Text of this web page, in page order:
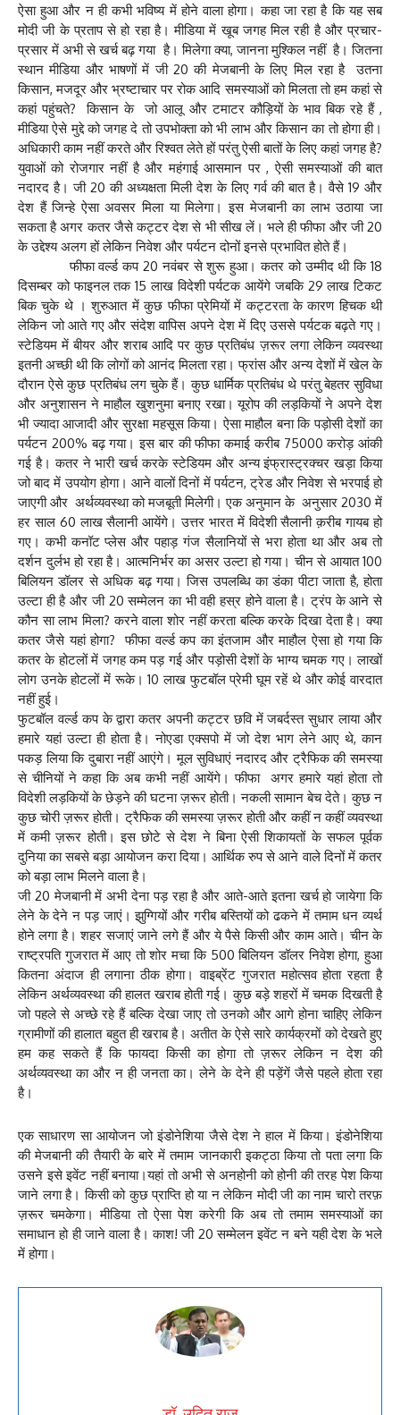
ऐसा हुआ और न ही कभी भविष्य में होने वाला होगा। कहा जा रहा है कि यह सब
मोदी जी के प्रताप से हो रहा है। मीडिया में खूब जगह मिल रही है और प्रचार-
प्रसार में अभी से खर्च बढ़ गया है। मिलेगा क्या, जानना मुश्किल नहीं है। जितना
स्थान मीडिया और भाषणों में जी 20 की मेजबानी के लिए मिल रहा है उतना
किसान, मजदूर और भ्रष्टाचार पर रोक आदि समस्याओं को मिलता तो हम कहां से
कहां पहुंचते? किसान के जो आलू और टमाटर कौड़ियों के भाव बिक रहे हैं ,
मीडिया ऐसे मुद्दे को जगह दे तो उपभोक्ता को भी लाभ और किसान का तो होगा ही।
अधिकारी काम नहीं करते और रिश्वत लेते हों परंतु ऐसी बातों के लिए कहां जगह है?
युवाओं को रोजगार नहीं है और महंगाई आसमान पर , ऐसी समस्याओं की बात
नदारद है। जी 20 की अध्यक्षता मिली देश के लिए गर्व की बात है। वैसे 19 और
देश हैं जिन्हे ऐसा अवसर मिला या मिलेगा। इस मेजबानी का लाभ उठाया जा
सकता है अगर कतर जैसे कट्टर देश से भी सीख लें। भले ही फीफा और जी 20
के उद्देश्य अलग हों लेकिन निवेश और पर्यटन दोनों इनसे प्रभावित होते हैं।
फीफा वर्ल्ड कप 20 नवंबर से शुरू हुआ। कतर को उम्मीद थी कि 18
दिसम्बर को फाइनल तक 15 लाख विदेशी पर्यटक आयेंगे जबकि 29 लाख टिकट
बिक चुके थे । शुरुआत में कुछ फीफा प्रेमियों में कट्टरता के कारण हिचक थी
लेकिन जो आते गए और संदेश वापिस अपने देश में दिए उससे पर्यटक बढ़ते गए।
स्टेडियम में बीयर और शराब आदि पर कुछ प्रतिबंध ज़रूर लगा लेकिन व्यवस्था
इतनी अच्छी थी कि लोगों को आनंद मिलता रहा। फ्रांस और अन्य देशों में खेल के
दौरान ऐसे कुछ प्रतिबंध लग चुके हैं। कुछ धार्मिक प्रतिबंध थे परंतु बेहतर सुविधा
और अनुशासन ने माहौल खुशनुमा बनाए रखा। यूरोप की लड़कियों ने अपने देश
भी ज्यादा आजादी और सुरक्षा महसूस किया। ऐसा माहौल बना कि पड़ोसी देशों का
पर्यटन 200% बढ़ गया। इस बार की फीफा कमाई करीब 75000 करोड़ आंकी
गई है। कतर ने भारी खर्च करके स्टेडियम और अन्य इंफ्रास्ट्रक्चर खड़ा किया
जो बाद में उपयोग होगा। आने वालों दिनों में पर्यटन, ट्रेड और निवेश से भरपाई हो
जाएगी और अर्थव्यवस्था को मजबूती मिलेगी। एक अनुमान के अनुसार 2030 में
हर साल 60 लाख सैलानी आयेंगे। उत्तर भारत में विदेशी सैलानी क़रीब गायब हो
गए। कभी कनॉट प्लेस और पहाड़ गंज सैलानियों से भरा होता था और अब तो
दर्शन दुर्लभ हो रहा है। आत्मनिर्भर का असर उल्टा हो गया। चीन से आयात 100
बिलियन डॉलर से अधिक बढ़ गया। जिस उपलब्धि का डंका पीटा जाता है, होता
उल्टा ही है और जी 20 सम्मेलन का भी वही हस्र होने वाला है। ट्रंप के आने से
कौन सा लाभ मिला? करने वाला शोर नहीं करता बल्कि करके दिखा देता है। क्या
कतर जैसे यहां होगा? फीफा वर्ल्ड कप का इंतजाम और माहौल ऐसा हो गया कि
कतर के होटलों में जगह कम पड़ गई और पड़ोसी देशों के भाग्य चमक गए। लाखों
लोग उनके होटलों में रूके। 10 लाख फुटबॉल प्रेमी घूम रहें थे और कोई वारदात
नहीं हुई।
फुटबॉल वर्ल्ड कप के द्वारा कतर अपनी कट्टर छवि में जबर्दस्त सुधार लाया और
हमारे यहां उल्टा ही होता है। नोएडा एक्सपो में जो देश भाग लेने आए थे, कान
पकड़ लिया कि दुबारा नहीं आएंगे। मूल सुविधाएं नदारद और ट्रैफिक की समस्या
से चीनियों ने कहा कि अब कभी नहीं आयेंगे। फीफा अगर हमारे यहां होता तो
विदेशी लड़कियों के छेड़ने की घटना ज़रूर होती। नकली सामान बेच देते। कुछ न
कुछ चोरी ज़रूर होती। ट्रैफिक की समस्या ज़रूर होती और कहीं न कहीं व्यवस्था
में कमी ज़रूर होती। इस छोटे से देश ने बिना ऐसी शिकायतों के सफल पूर्वक
दुनिया का सबसे बड़ा आयोजन करा दिया। आर्थिक रुप से आने वाले दिनों में कतर
को बड़ा लाभ मिलने वाला है।
जी 20 मेजबानी में अभी देना पड़ रहा है और आते-आते इतना खर्च हो जायेगा कि
लेने के देने न पड़ जाएं। झुग्गियों और गरीब बस्तियों को ढकने में तमाम धन व्यर्थ
होने लगा है। शहर सजाएं जाने लगे हैं और ये पैसे किसी और काम आते। चीन के
राष्ट्रपति गुजरात में आए तो शोर मचा कि 500 बिलियन डॉलर निवेश होगा, हुआ
कितना अंदाज ही लगाना ठीक होगा। वाइब्रेंट गुजरात महोत्सव होता रहता है
लेकिन अर्थव्यवस्था की हालत खराब होती गई। कुछ बड़े शहरों में चमक दिखती है
जो पहले से अच्छे रहे हैं बल्कि देखा जाए तो उनको और आगे होना चाहिए लेकिन
ग्रामीणों की हालात बहुत ही खराब है। अतीत के ऐसे सारे कार्यक्रमों को देखते हुए
हम कह सकते हैं कि फायदा किसी का होगा तो ज़रूर लेकिन न देश की
अर्थव्यवस्था का और न ही जनता का। लेने के देने ही पड़ेंगें जैसे पहले होता रहा
है।
एक साधारण सा आयोजन जो इंडोनेशिया जैसे देश ने हाल में किया। इंडोनेशिया
की मेजबानी की तैयारी के बारे में तमाम जानकारी इकट्ठा किया तो पता लगा कि
उसने इसे इवेंट नहीं बनाया।यहां तो अभी से अनहोनी को होनी की तरह पेश किया
जाने लगा है। किसी को कुछ प्राप्ति हो या न लेकिन मोदी जी का नाम चारो तरफ़
ज़रूर चमकेगा। मीडिया तो ऐसा पेश करेगी कि अब तो तमाम समस्याओं का
समाधान हो ही जाने वाला है। काश! जी 20 सम्मेलन इवेंट न बने यही देश के भले
में होगा।